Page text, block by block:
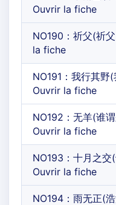
Ouvrir la fiche
NO190：祈父(祈
la fiche
NO191：我行其野
Ouvrir la fiche
NO192：无羊(谁
Ouvrir la fiche
NO193：十月之交
Ouvrir la fiche
NO194：雨无正(